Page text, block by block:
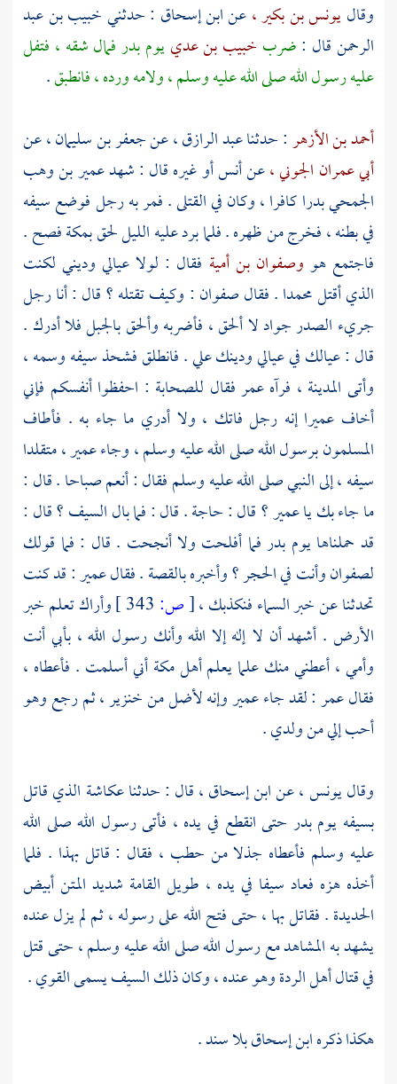
وقاليونس بن بكير ،عنابن إسحاق : حدثنيخبيب بن عبد
الرحمنقال :ضرب خبيب بن عدييومبدرفمال شقه ، فتفل
عليه رسول الله صلى الله عليه وسلم ، ولامه ورده ، فانطبق.
أحمد بن الأزهر: حدثناعبد الرازق ،عنجعفر بن سليمان ،عن
أبي عمران الجوني ،عنأنسأو غيره قال : شهدعمير بن وهب
الجمحيبدراكافرا ، وكان في القتلى . فمر به رجل فوضع سيفه
في بطنه ، فخرج من ظهره . فلما برد عليه الليل لحقبمكةفصح .
فاجتمع هو وصفوان بن أمية فقال : لولا عيالي وديني لكنت
الذي أقتل محمدا . فقالصفوان : وكيف تقتله ؟ قال : أنا رجل
جريء الصدر جواد لا ألحق ، فأضربه وألحق بالجبل فلا أدرك .
قال : عيالك في عيالي ودينك علي . فانطلق فشحذ سيفه وسمه ،
وأتى المدينة ، فرآهعمرفقال للصحابة : احفظوا أنفسكم فإني
أخاف عميراإنه رجل فاتك ، ولا أدري ما جاء به . فأطاف
المسلمون برسول الله صلى الله عليه وسلم ، وجاءعمير ،متقلدا
سيفه ، إلى النبي صلى الله عليه وسلم فقال : أنعم صباحا . قال :
ما جاء بك ياعمير ؟قال : حاجة . قال : فما بال السيف ؟ قال :
قد حملناها يوم بدرفما أفلحت ولا أنجحت . قال : فما قولك
لصفوانوأنت فيالحجر ؟وأخبره بالقصة . فقالعمير: قد كنت
تحدثنا عن خبر السماء فنكذبك ،[ص:
وأراك تعلم خبر
الأرض . أشهد أن لا إله إلا الله وأنك رسول الله ، بأبي أنت
وأمي ، أعطني منك علما يعلم أهل مكة أني أسلمت . فأعطاه ،
فقالعمر: لقد جاءعميروإنه لأضل من خنزير ، ثم رجع وهو
أحب إلي من ولدي .
وقاليونس ،عنابن إسحاق ،قال : حدثناعكاشة الذي قاتل
بسيفه يومبدر حتى انقطع في يده ، فأتى رسول الله صلى الله
عليه وسلم فأعطاه جذلا من حطب ، فقال : قاتل بهذا . فلما
أخذه هزه فعاد سيفا في يده ، طويل القامة شديد المتن أبيض
الحديدة . فقاتل بها ، حتى فتح الله على رسوله ، ثم لم يزل عنده
يشهد به المشاهد مع رسول الله صلى الله عليه وسلم ، حتى قتل
في قتال أهل الردة وهو عنده ، وكان ذلك السيف يسمى القوي .
هكذا ذكرهابن إسحاقبلا سند .